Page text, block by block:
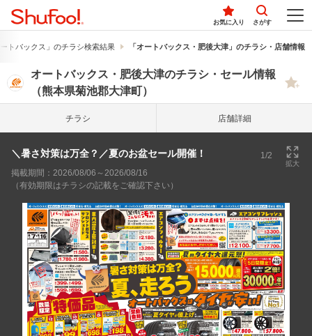
お気に入り さがす
トバックス」のチラシ検索結果 「オートバックス・肥後大津」のチラシ・店舗情報
オートバックス・肥後大津のチラシ・セール情報
（熊本県菊池郡大津町）
チラシ 店舗詳細
＼暑さ対策は万全？／夏のお盆セール開催！ 1/2
拡大
掲載期間：2026/08/06～2026/08/16
（有効期限はチラシの記載をご確認下さい）